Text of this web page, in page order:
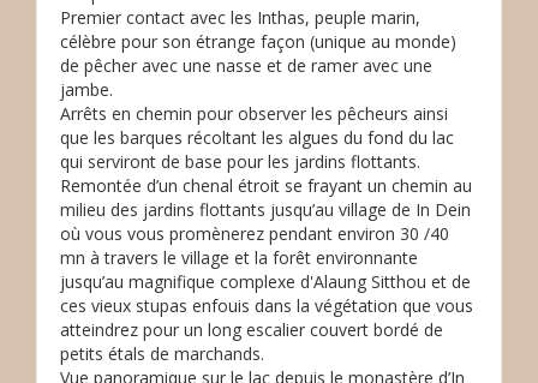
Premier contact avec les Inthas, peuple marin,
célèbre pour son étrange façon (unique au monde)
de pêcher avec une nasse et de ramer avec une
jambe.
Arrêts en chemin pour observer les pêcheurs ainsi
que les barques récoltant les algues du fond du lac
qui serviront de base pour les jardins flottants.
Remontée d’un chenal étroit se frayant un chemin au
milieu des jardins flottants jusqu’au village de In Dein
où vous vous promènerez pendant environ 30 /40
mn à travers le village et la forêt environnante
jusqu’au magnifique complexe d'Alaung Sitthou et de
ces vieux stupas enfouis dans la végétation que vous
atteindrez pour un long escalier couvert bordé de
petits étals de marchands.
Vue panoramique sur le lac depuis le monastère d’In